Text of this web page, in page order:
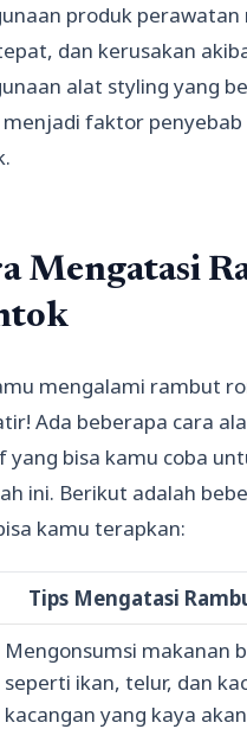
produk
dan kerusakan
alat styling yang
faktor
Mengatasi
mengalami rambut
Ada beberapa cara
yang bisa kamu coba
ini. Berikut adalah
kamu terapkan:
Tips Mengatasi
Mengonsumsi makanan
seperti ikan, telur, dan
kacangan yang kaya